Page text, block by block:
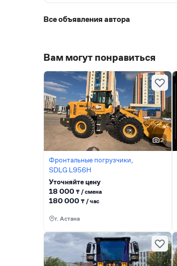
Все объявления автора
Вам могут понравиться
2
Фронтальные погрузчики,
SDLG L956H
Уточняйте цену
18 000 ₸ / сменa
180 000 ₸ / час
г. Астана